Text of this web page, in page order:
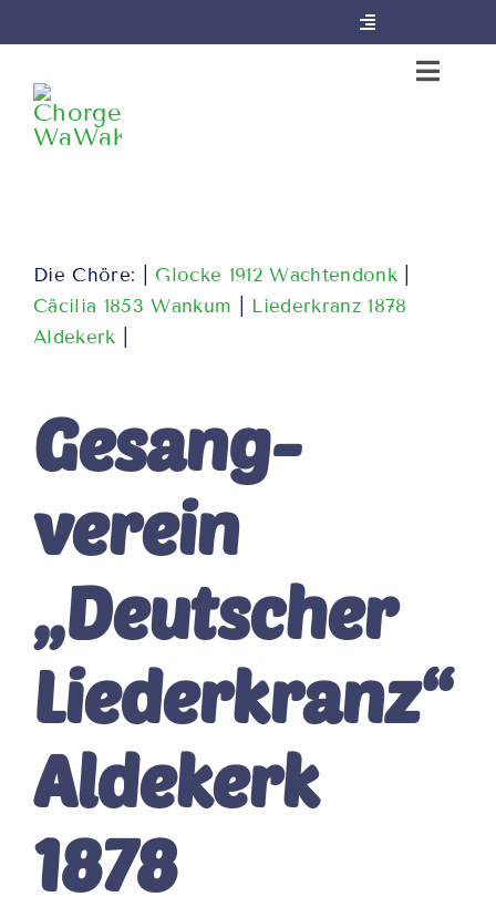
content
Toggle
Impressum
Facebook
Toggle
Aktuelles
Die Chöre
Kontakt
Die Chöre: | Glocke 1912 Wachtendonk|
Cäcilia 1853 Wankum
Liederkranz 1878
Aldekerk
Gesang­
verein
„Deutscher
Lieder­kranz“
Alde­kerk
1878